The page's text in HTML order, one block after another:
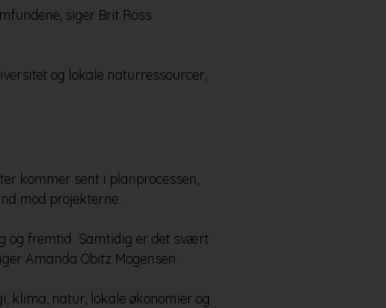
siger Brit Ross
og lokale naturressourcer,
kommer sent i planprocessen,
mod projekterne.
og fremtid. Samtidig er det svært
Amanda Obitz Mogensen.
klima, natur, lokale økonomier og